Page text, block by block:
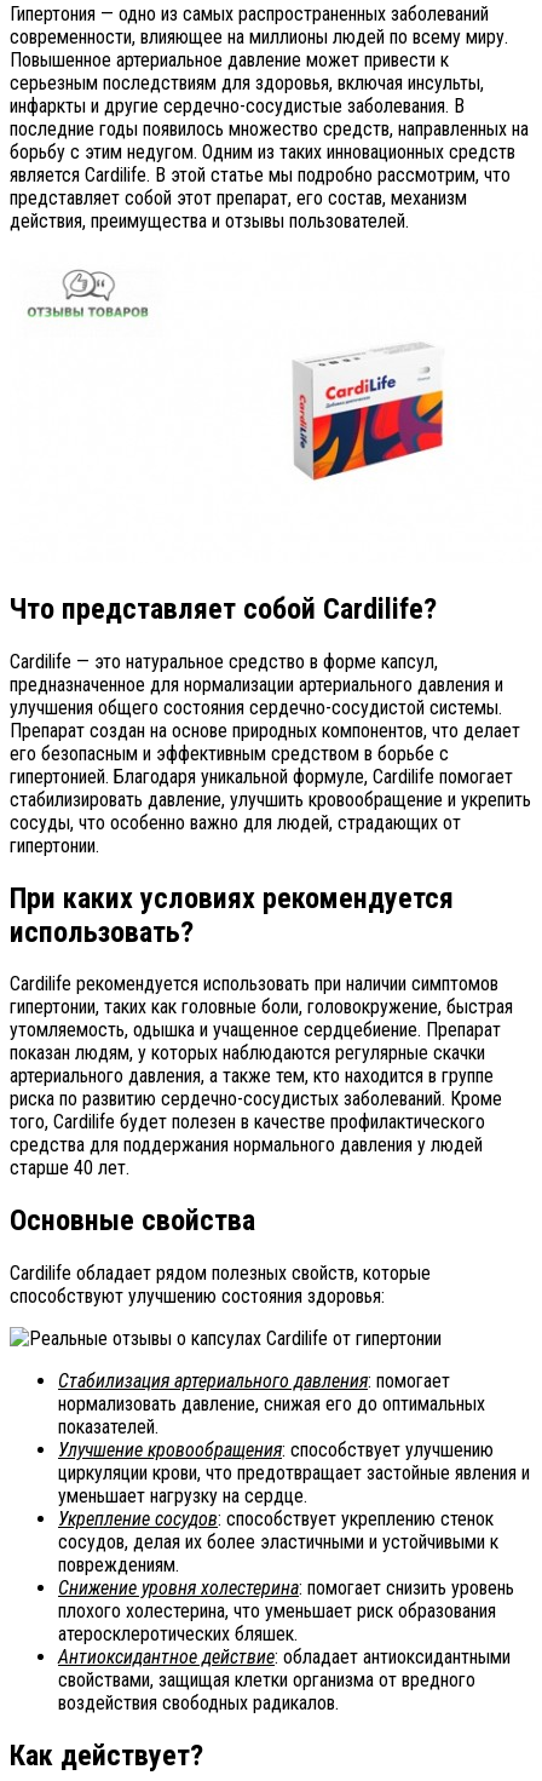
Гипертония — одно из самых распространенных заболеваний
современности, влияющее на миллионы людей по всему миру.
Повышенное артериальное давление может привести к
серьезным последствиям для здоровья, включая инсульты,
инфаркты и другие сердечно-сосудистые заболевания. В
последние годы появилось множество средств, направленных на
борьбу с этим недугом. Одним из таких инновационных средств
является Cardilife. В этой статье мы подробно рассмотрим, что
представляет собой этот препарат, его состав, механизм
действия, преимущества и отзывы пользователей.
Что представляет собой Cardilife?
Cardilife — это натуральное средство в форме капсул,
предназначенное для нормализации артериального давления и
улучшения общего состояния сердечно-сосудистой системы.
Препарат создан на основе природных компонентов, что делает
его безопасным и эффективным средством в борьбе с
гипертонией. Благодаря уникальной формуле, Cardilife помогает
стабилизировать давление, улучшить кровообращение и укрепить
сосуды, что особенно важно для людей, страдающих от
гипертонии.
При каких условиях рекомендуется
использовать?
Cardilife рекомендуется использовать при наличии симптомов
гипертонии, таких как головные боли, головокружение, быстрая
утомляемость, одышка и учащенное сердцебиение. Препарат
показан людям, у которых наблюдаются регулярные скачки
артериального давления, а также тем, кто находится в группе
риска по развитию сердечно-сосудистых заболеваний. Кроме
того, Cardilife будет полезен в качестве профилактического
средства для поддержания нормального давления у людей
старше 40 лет.
Основные свойства
Cardilife обладает рядом полезных свойств, которые
способствуют улучшению состояния здоровья:
Стабилизация артериального давления: помогает
нормализовать давление, снижая его до оптимальных
показателей.
Улучшение кровообращения: способствует улучшению
циркуляции крови, что предотвращает застойные явления и
уменьшает нагрузку на сердце.
Укрепление сосудов: способствует укреплению стенок
сосудов, делая их более эластичными и устойчивыми к
повреждениям.
Снижение уровня холестерина: помогает снизить уровень
плохого холестерина, что уменьшает риск образования
атеросклеротических бляшек.
Антиоксидантное действие: обладает антиоксидантными
свойствами, защищая клетки организма от вредного
воздействия свободных радикалов.
Как действует?